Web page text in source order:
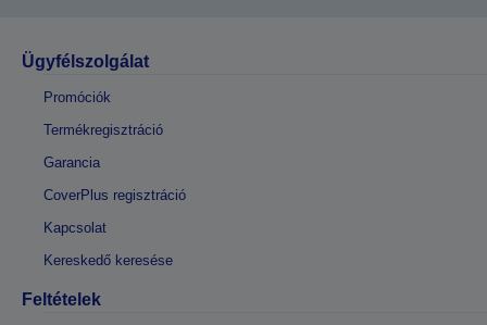
Ügyfélszolgálat
Promóciók
Termékregisztráció
Garancia
CoverPlus regisztráció
Kapcsolat
Kereskedő keresése
Feltételek